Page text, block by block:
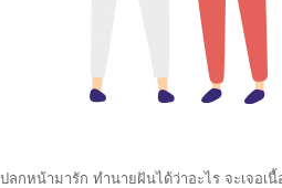
ลกหน้ามารัก ทำนายฝันได้ว่าอะไร จะเจอเ